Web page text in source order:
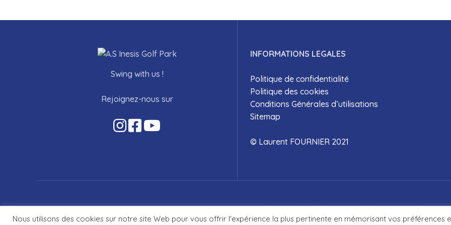
Swing with us !
Rejoignez-nous sur
INFORMATIONS LEGALES
Politique de confidentialité
Politique des cookies
Conditions Générales d’utilisations
Sitemap
© Laurent FOURNIER 2021
Copyright © 2021www.FournierLaurent.com
Nous utilisons des cookies sur notre site Web pour vous offrir l'expérience la plus pertinente en mémorisant vos préférences